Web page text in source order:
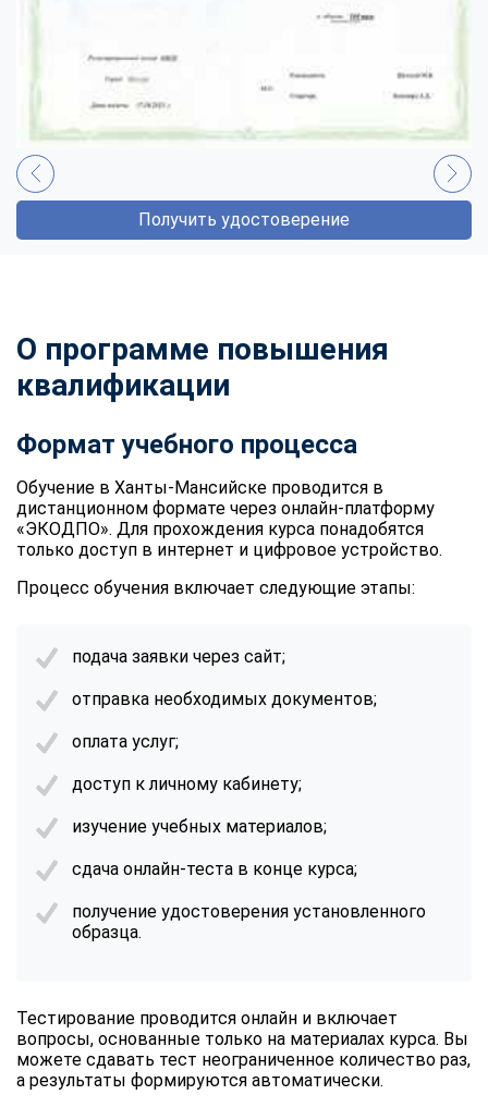
Получить удостоверение
О программе повышения
квалификации
Формат учебного процесса
Обучение в Ханты-Мансийске проводится в
дистанционном формате через онлайн-платформу
«ЭКОДПО». Для прохождения курса понадобятся
только доступ в интернет и цифровое устройство.
Процесс обучения включает следующие этапы:
подача заявки через сайт;
отправка необходимых документов;
оплата услуг;
доступ к личному кабинету;
изучение учебных материалов;
сдача онлайн-теста в конце курса;
получение удостоверения установленного
образца.
Тестирование проводится онлайн и включает
вопросы, основанные только на материалах курса. Вы
можете сдавать тест неограниченное количество раз,
а результаты формируются автоматически.